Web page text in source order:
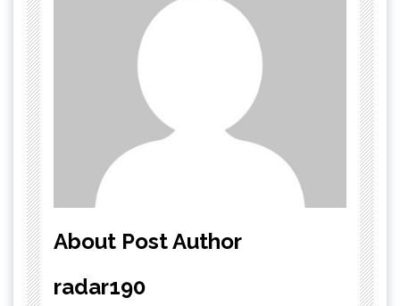
About Post Author
radar190